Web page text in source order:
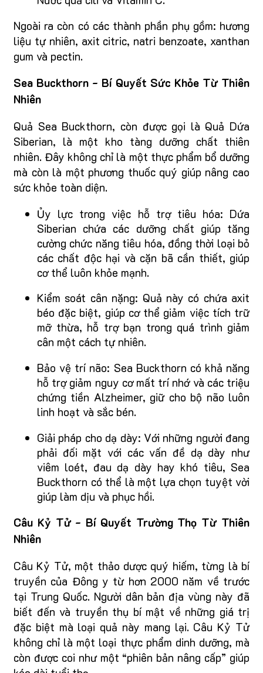
Ngoài ra còn có các thành phần phụ gồm: hương
liệu tự nhiên, axit citric, natri benzoate, xanthan
gum và pectin.
Sea Buckthorn - Bí Quyết Sức Khỏe Từ Thiên
Nhiên
Quả Sea Buckthorn, còn được gọi là Quả Dứa
Siberian, là một kho tàng dưỡng chất thiên
nhiên. Đây không chỉ là một thực phẩm bổ dưỡng
mà còn là một phương thuốc quý giúp nâng cao
sức khỏe toàn diện.
Ủy lực trong việc hỗ trợ tiêu hóa: Dứa
Siberian chứa các dưỡng chất giúp tăng
cường chức năng tiêu hóa, đồng thời loại bỏ
các chất độc hại và cặn bã cần thiết, giúp
cơ thể luôn khỏe mạnh.
Kiểm soát cân nặng: Quả này có chứa axit
béo đặc biệt, giúp cơ thể giảm việc tích trữ
mỡ thừa, hỗ trợ bạn trong quá trình giảm
cân một cách tự nhiên.
Bảo vệ trí não: Sea Buckthorn có khả năng
hỗ trợ giảm nguy cơ mất trí nhớ và các triệu
chứng tiền Alzheimer, giữ cho bộ não luôn
linh hoạt và sắc bén.
Giải pháp cho dạ dày: Với những người đang
phải đối mặt với các vấn đề dạ dày như
viêm loét, đau dạ dày hay khó tiêu, Sea
Buckthorn có thể là một lựa chọn tuyệt vời
giúp làm dịu và phục hồi.
Câu Kỷ Tử - Bí Quyết Trường Thọ Từ Thiên
Nhiên
Câu Kỷ Tử, một thảo dược quý hiếm, từng là bí
truyền của Đông y từ hơn 2000 năm về trước
tại Trung Quốc. Người dân bản địa vùng này đã
biết đến và truyền thụ bí mật về những giá trị
đặc biệt mà loại quả này mang lại. Câu Kỷ Tử
không chỉ là một loại thực phẩm dinh dưỡng, mà
còn được coi như một “phiên bản nâng cấp” giúp